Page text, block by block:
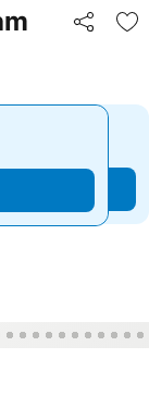
Delen